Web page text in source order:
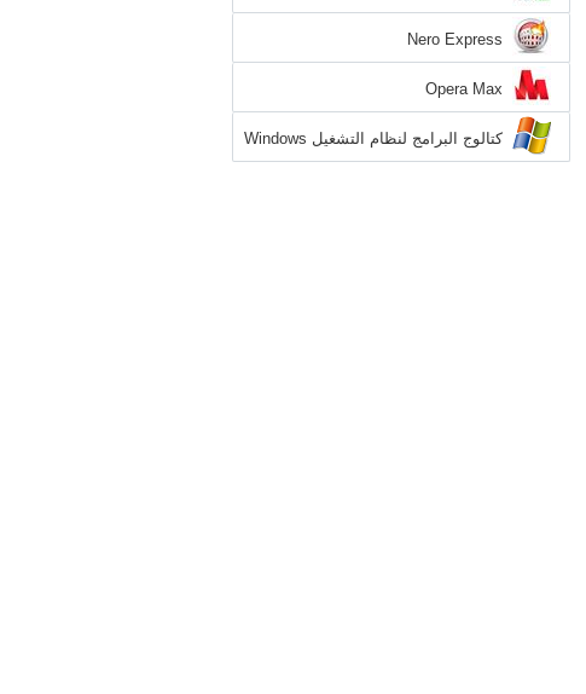
Nero Express
Opera Max
كتالوج البرامج لنظام التشغيل Windows
7